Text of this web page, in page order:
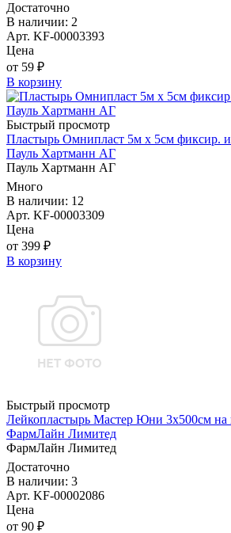
Достаточно
В наличии: 2
Арт. KF-00003393
Цена
от 59 ₽
В корзину
Быстрый просмотр
Пластырь Омнипласт 5м х 5см фиксир.
Пауль Хартманн AГ
Пауль Хартманн AГ
Много
В наличии: 12
Арт. KF-00003309
Цена
от 399 ₽
В корзину
Быстрый просмотр
Лейкопластырь Мастер Юни 3х500см на
ФармЛайн Лимитед
ФармЛайн Лимитед
Достаточно
В наличии: 3
Арт. KF-00002086
Цена
от 90 ₽